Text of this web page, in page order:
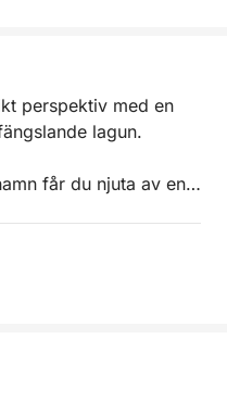
perspektiv med en
lagun.
får du njuta av en
av historia, kultur
Från mindre
till mer kända